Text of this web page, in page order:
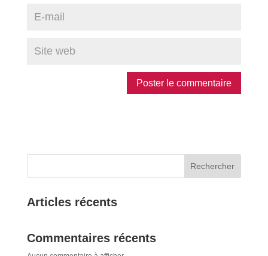
Rechercher
Articles récents
Commentaires récents